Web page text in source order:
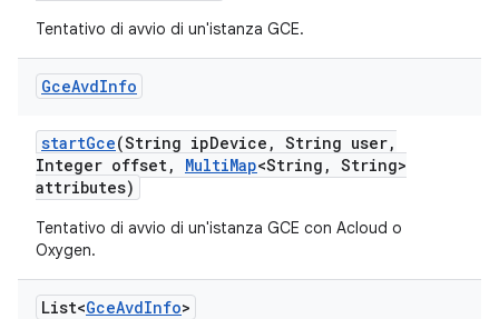
Tentativo di avvio di un'istanza GCE.
GceAvdInfo
startGce(String ipDevice , String user,
Integer offset, MultiMap<String , String>
attributes)
Tentativo di avvio di un'istanza GCE con Acloud o
Oxygen.
List<GceAvdInfo>